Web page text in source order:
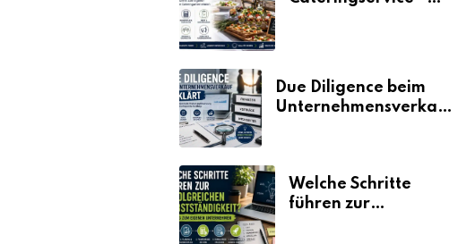
Due Diligence beim
Unternehmensverkauf
Welche Schritte
führen zur